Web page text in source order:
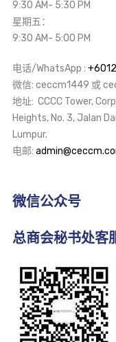
9:30 AM- 5:30 PM
星期五：
9:30 AM- 5:00 PM
电话/WhatsApp :
微信: ceccm1449 或
地址: CCCC Tower,
Heights, No. 3, Jalan
Lumpur.
电邮:
微信公众号
总商会秘书处客